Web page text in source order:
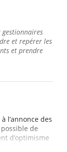
et repérer les
et prendre
l’annonce des
de
d’optimisme